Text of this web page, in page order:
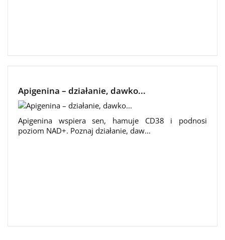
Apigenina – działanie, dawko...
Apigenina wspiera sen, hamuje CD38 i podnosi
poziom NAD+. Poznaj działanie, daw...